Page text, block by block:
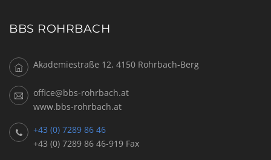
BBS ROHRBACH
Akademiestraße 12, 4150 Rohrbach-Berg
office@bbs-rohrbach.at
www.bbs-rohrbach.at
+43 (0) 7289 86 46
+43 (0) 7289 86 46-919 Fax